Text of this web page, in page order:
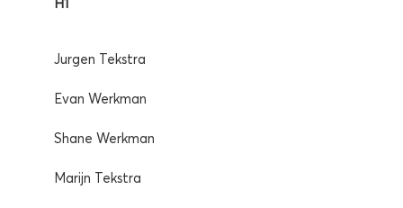
Jurgen Tekstra
Evan Werkman
Shane Werkman
Marijn Tekstra